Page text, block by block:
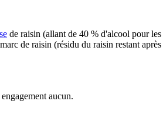
de raisin (allant de 40 % d'alcool pour les
de raisin (résidu du raisin restant après
aucun.